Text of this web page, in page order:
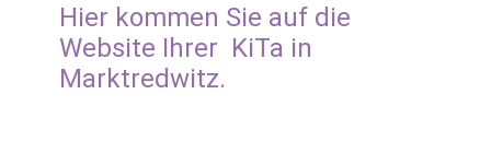
Hier kommen Sie auf die
Website Ihrer KiTa in
Marktredwitz.